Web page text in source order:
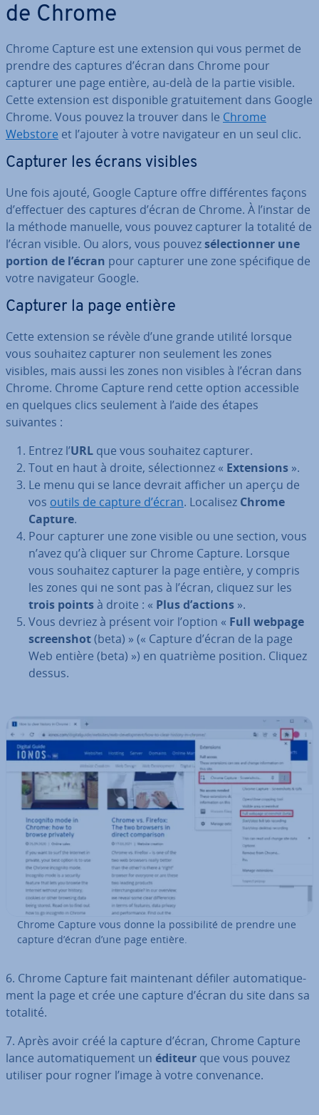
de Chrome
Chrome Capture est une extension qui vous permet de
prendre des captures d’écran dans Chrome pour
capturer une page entière, au-delà de la partie visible.
Cette extension est dis­po­nible gra­tui­te­ment dans Google
Chrome. Vous pouvez la trouver dans le Chrome
Webstore et l’ajouter à votre na­vi­ga­teur en un seul clic.
Capturer les écrans visibles
Une fois ajouté, Google Capture offre dif­fé­rentes façons
d’effectuer des captures d’écran de Chrome. À l’instar de
la méthode manuelle, vous pouvez capturer la totalité de
l’écran visible. Ou alors, vous pouvezsé­lec­tion­ner une
portion de l’écran pour capturer une zone spé­ci­fique de
votre na­vi­ga­teur Google.
Capturer la page entière
Cette extension se révèle d’une grande utilité lorsque
vous souhaitez capturer non seulement les zones
visibles, mais aussi les zones non visibles à l’écran dans
Chrome. Chrome Capture rend cette option ac­ces­sible
en quelques clics seulement à l’aide des étapes
suivantes :
Entrez l’URL que vous souhaitez capturer.
Tout en haut à droite, sé­lec­tion­nez « Ex­ten­sions ».
Le menu qui se lance devrait afficher un aperçu de
vos outils de capture d’écran. Localisez Chrome
Capture.
Pour capturer une zone visible ou une section, vous
n’avez qu’à cliquer sur Chrome Capture. Lorsque
vous souhaitez capturer la page entière, y compris
les zones qui ne sont pas à l’écran, cliquez sur les
trois pointsà droite : « Plus d’actions ».
Vous devriez à présent voir l’option « Full webpage
screen­shot(beta) » (« Capture d’écran de la page
Web entière (beta) ») en quatrième position. Cliquez
dessus.
Chrome Capture vous donne la pos­si­bi­lité de prendre une
capture d’écran d’une page entière.
6. Chrome Capture fait main­te­nant défiler au­to­ma­ti­que­
ment la page et crée une capture d’écran du site dans sa
totalité.
7. Après avoir créé la capture d’écran, Chrome Capture
lance au­to­ma­ti­que­ment un éditeur que vous pouvez
utiliser pour rogner l’image à votre con­ve­nance.